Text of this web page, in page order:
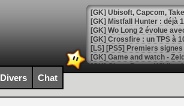
[GK] Mistfall Hunter : déjà
[GK] Wo Long 2 évolue
[GK] Crossfire : un TPS à
[LS] [PS5] Premiers
Divers Chat